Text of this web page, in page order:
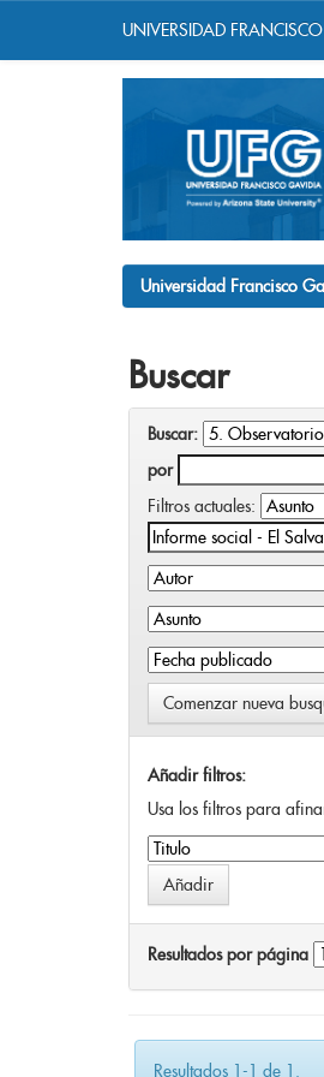
UNIVERSIDAD
Universidad Francisco
Buscar
Buscar:
por
Filtros actuales:
Comenzar nueva
Añadir filtros:
Usa los filtros para
Resultados por página
Resultados 1-1 de 1.